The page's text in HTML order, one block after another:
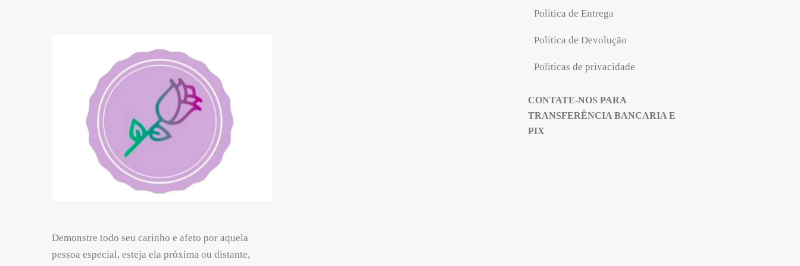
Demonstre todo seu carinho e afeto por aquela
pessoa especial, esteja ela próxima ou distante,
Politica de Entrega
Politica de Devolução
Politicas de privacidade
CONTATE-NOS PARA
TRANSFERÊNCIA BANCARIA E
PIX